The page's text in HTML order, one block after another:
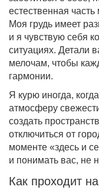
естественная
Моя грудь имеет
и я чувствую себя
ситуациях. Детали
мелочам, чтобы
гармонии.
Я курю иногда,
атмосферу
создать
отключиться от
моменте «здесь и
и понимать вас, не
Как проходит